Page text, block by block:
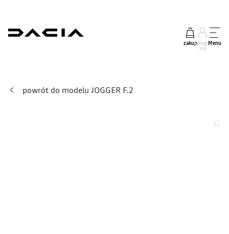
zakupZaloguj
się
Menu
powrót do modelu JOGGER F.2